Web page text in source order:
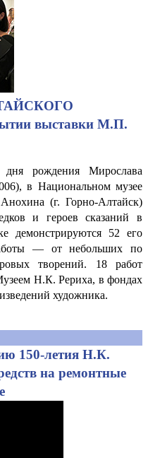
выставки М.П.
рождения Мирослава
в Национальном музее
(г. Горно-Алтайск)
и героев сказаний в
демонстрируются 52 его
— от небольших по
творений. 18 работ
Н.К. Рериха, в фондах
художника.
150-летия Н.К.
на ремонтные